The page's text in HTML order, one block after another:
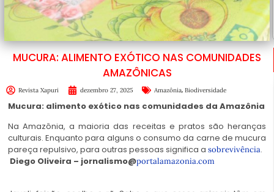
MUCURA: ALIMENTO EXÓTICO NAS COMUNIDADES
AMAZÔNICAS
Revista Xapuri dezembro 27, 2025 Amazônia, Biodiversidade
Mucura: alimento exótico nas comunidades da Amazônia
Na Amazônia, a maioria das receitas e pratos são heranças
culturais. Enquanto para alguns o consumo da carne de mucura
pareça repulsivo, para outras pessoas significa a sobrevivência.
Diego Oliveira – jornalismo@portalamazonia.com